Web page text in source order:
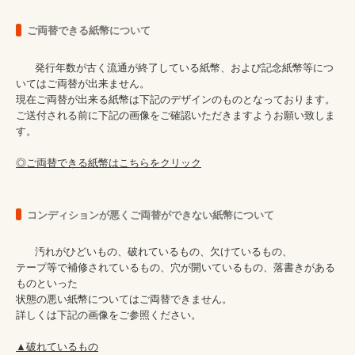
ご両替できる紙幣について
いてはご両替が出来ません。
現在ご両替が出来る紙幣は下記のデザインのものとなっております。
ご送付される前に下記の画像をご確認いただきますようお願い致しま
す。
◎ご両替できる紙幣はこちらをクリック
コンディションが悪くご両替ができない紙幣について
テープ等で補修されているもの、穴が開いているもの、落書きがある
ものといった
状態の悪い紙幣についてはご両替できません。
詳しくは下記の画像をご参照ください。
▲破れているもの